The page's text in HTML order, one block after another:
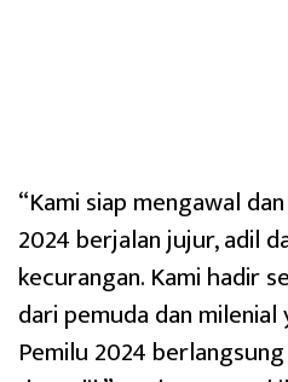
“Kami siap mengawal
2024 berjalan jujur, adil
kecurangan. Kami hadir
dari pemuda dan
Pemilu 2024